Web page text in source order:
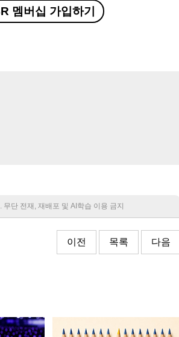
멤버십 가입하기
단 전재, 재배포 및 AI학습 이용 금지
이전 목록 다음